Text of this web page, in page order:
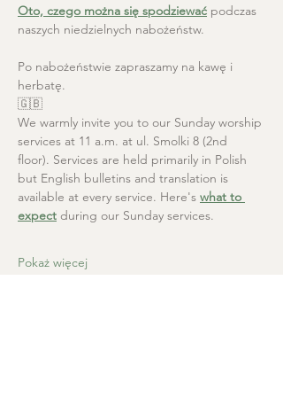
Oto, czego można się spodziewać podczas
naszych niedzielnych nabożeństw.
Po nabożeństwie zapraszamy na kawę i
herbatę.
🇬🇧
We warmly invite you to our Sunday worship
services at 11 a.m. at ul. Smolki 8 (2nd
floor). Services are held primarily in Polish
but English bulletins and translation is
available at every service. Here's what to
expect during our Sunday services.
Pokaż więcej